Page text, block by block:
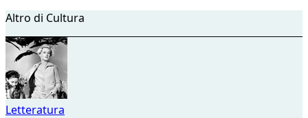
Altro di Cultura
Letteratura